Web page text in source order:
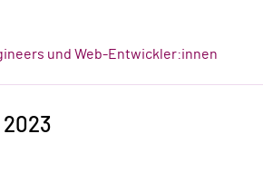
und Web-Entwickler:innen